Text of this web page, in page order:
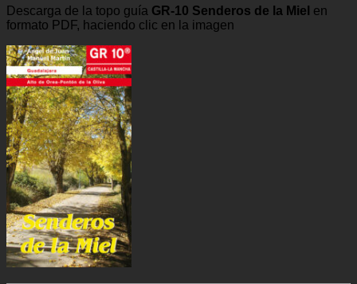
Descarga de la topo guía GR-10 Senderos de la Miel en
formato PDF, haciendo clic en la imagen